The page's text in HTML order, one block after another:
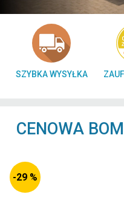
SZYBKA WYSYŁKA
CENOWA
-29 %